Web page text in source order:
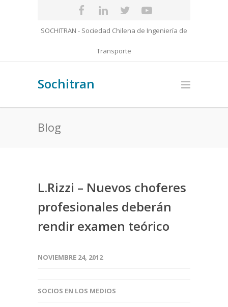
SOCHITRAN - Sociedad Chilena de Ingeniería de
Transporte
Sochitran
Blog
L.Rizzi – Nuevos choferes
profesionales deberán
rendir examen teórico
NOVIEMBRE 24, 2012
SOCIOS EN LOS MEDIOS